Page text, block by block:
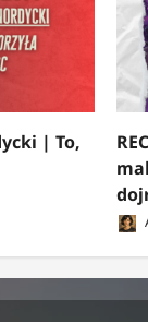
| To,